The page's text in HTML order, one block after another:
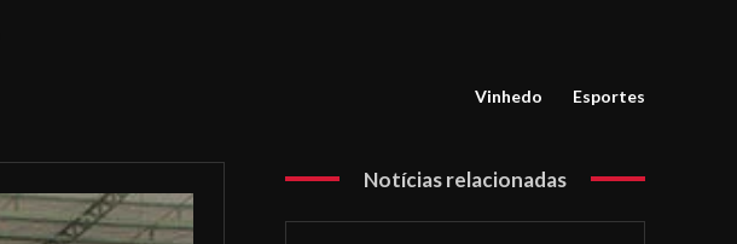
Vinhedo Esportes
Notícias relacionadas